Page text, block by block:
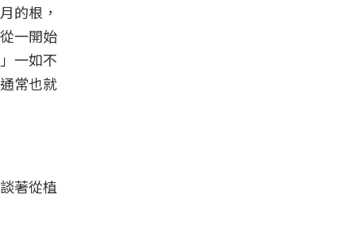
的根，
一開始
一如不
常也就
著從植